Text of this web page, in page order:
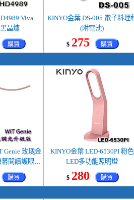
Viva
晶爐
購買
KINYO金葉 DS-005 電子料理
(附電池)
$ 275 購買
Genie 玫瑰金
閱讀護眼智
購買
KINYO金葉 LED-6530PI 粉色
LED多功能照明燈
$ 280 購買